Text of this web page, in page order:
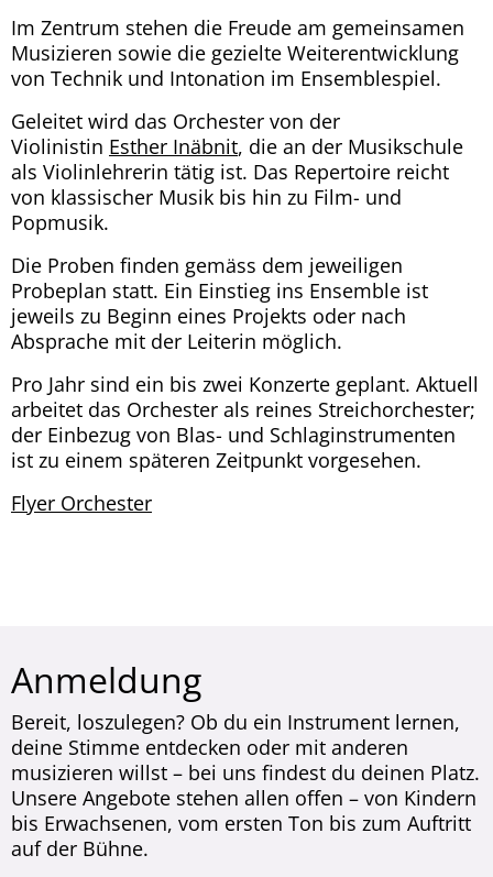
Im Zentrum stehen die Freude am gemeinsamen
Musizieren sowie die gezielte Weiterentwicklung
von Technik und Intonation im Ensemblespiel.
Geleitet wird das Orchester von der
Violinistin Esther Inäbnit, die an der Musikschule
als Violinlehrerin tätig ist. Das Repertoire reicht
von klassischer Musik bis hin zu Film- und
Popmusik.
Die Proben finden gemäss dem jeweiligen
Probeplan statt. Ein Einstieg ins Ensemble ist
jeweils zu Beginn eines Projekts oder nach
Absprache mit der Leiterin möglich.
Pro Jahr sind ein bis zwei Konzerte geplant. Aktuell
arbeitet das Orchester als reines Streichorchester;
der Einbezug von Blas- und Schlaginstrumenten
ist zu einem späteren Zeitpunkt vorgesehen.
Flyer Orchester
Anmeldung
Bereit, loszulegen? Ob du ein Instrument lernen,
deine Stimme entdecken oder mit anderen
musizieren willst – bei uns findest du deinen Platz.
Unsere Angebote stehen allen offen – von Kindern
bis Erwachsenen, vom ersten Ton bis zum Auftritt
auf der Bühne.